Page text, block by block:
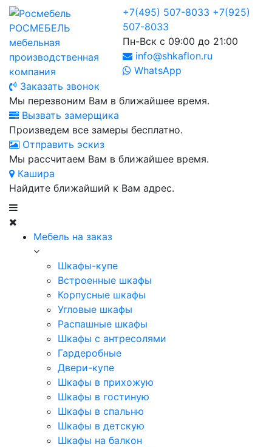
РОСМЕБЕЛЬ
мебельная
производственная
компания
+7(495) 507-8033 +7(925)
507-8033
Пн-Вск с 09:00 до 21:00
info@shkaflon.ru
WhatsApp
Заказать звонок
Мы перезвоним Вам в ближайшее время.
Вызвать замерщика
Произведем все замеры бесплатно.
Отправить эскиз
Мы рассчитаем Вам в ближайшее время.
Кашира
Найдите ближайший к Вам адрес.
Мебель на заказ
Шкафы-купе
Встроенные шкафы
Корпусные шкафы
Угловые шкафы
Распашные шкафы
Шкафы с антресолями
Гардеробные
Двери-купе
Шкафы в прихожую
Шкафы в гостиную
Шкафы в спальню
Шкафы в детскую
Шкафы на балкон